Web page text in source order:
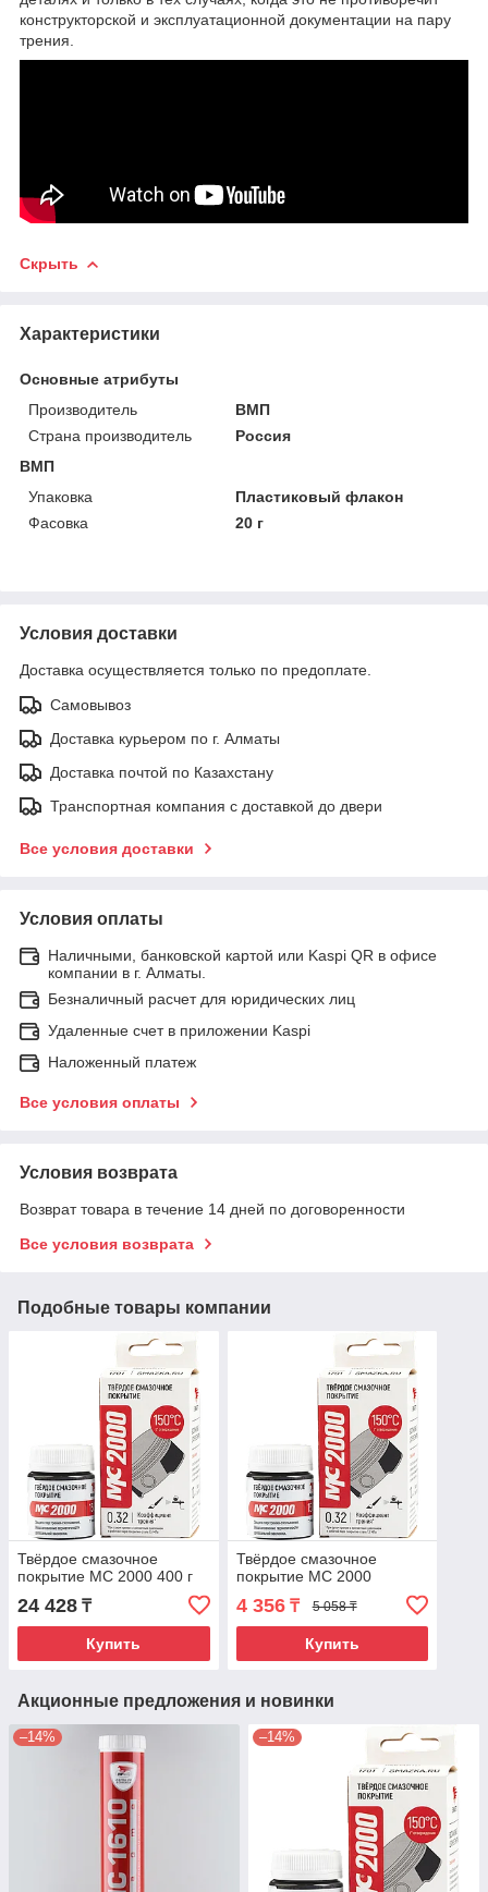
конструкторской и эксплуатационной документации на пару
трения.
Скрыть
Характеристики
Основные атрибуты
Производитель
ВМП
Страна производитель
Россия
ВМП
Упаковка
Пластиковый флакон
Фасовка
20 г
Условия доставки
Доставка осуществляется только по предоплате.
Самовывоз
Доставка курьером по г. Алматы
Доставка почтой по Казахстану
Транспортная компания с доставкой до двери
Все условия доставки
Условия оплаты
Наличными, банковской картой или Kaspi QR в офисе
компании в г. Алматы.
Безналичный расчет для юридических лиц
Удаленные счет в приложении Kaspi
Наложенный платеж
Все условия оплаты
Условия возврата
Возврат товара в течение 14 дней по договоренности
Все условия возврата
Подобные товары компании
Твёрдое смазочное
покрытие МС 2000 400 г
24 428 ₸
Купить
Твёрдое смазочное
покрытие МС 2000
4 356₸ 5 058 ₸
Купить
Акционные предложения и новинки
–14% –14%